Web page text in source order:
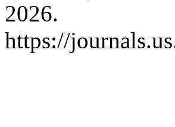
2026.
https://